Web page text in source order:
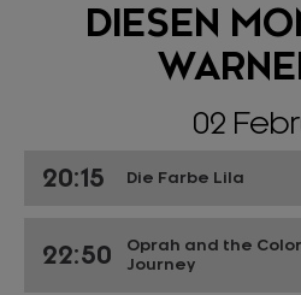
DIESEN
02
20:15 Die Farbe Lila
22:50
Oprah and the
Journey